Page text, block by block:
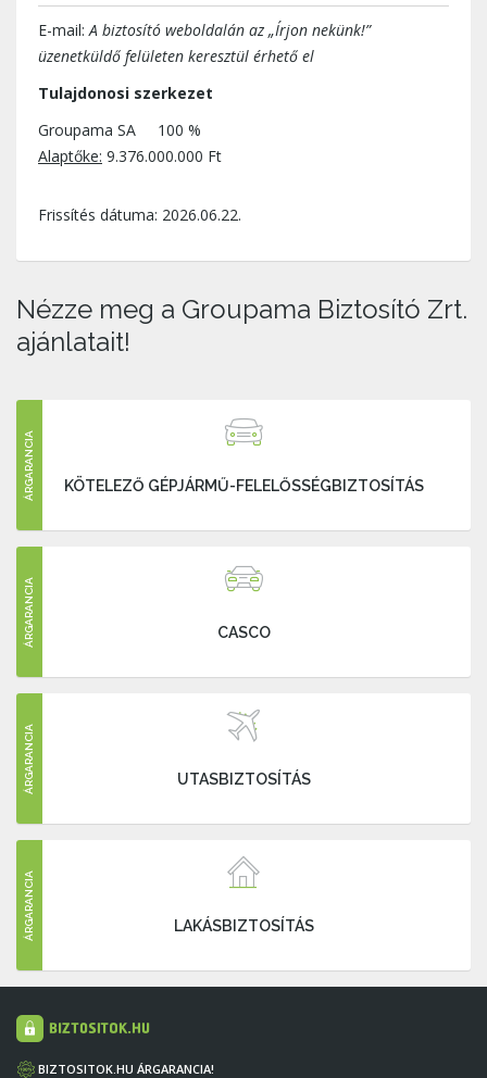
E-mail:A biztosító weboldalán az „Írjon nekünk!”
üzenetküldő felületen keresztül érhető el
Tulajdonosi szerkezet
Groupama SA 100 %
Alaptőke: 9.376.000.000 Ft
Frissítés dátuma: 2026.06.22.
Nézze meg a Groupama Biztosító Zrt.
ajánlatait!
ÁRGARANCIA KÖTELEZŐ GÉPJÁRMŰ-FELELŐSSÉGBIZTOSÍTÁS
ÁRGARANCIA CASCO
ÁRGARANCIA UTASBIZTOSÍTÁS
ÁRGARANCIA LAKÁSBIZTOSÍTÁS
BIZTOSITOK.HU ÁRGARANCIA!